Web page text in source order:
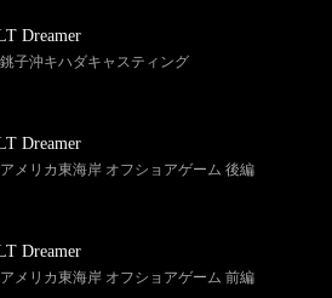
Dreamer
銚子沖キハダキャスティング
Dreamer
アメリカ東海岸 オフショアゲーム 後編
Dreamer
アメリカ東海岸 オフショアゲーム 前編